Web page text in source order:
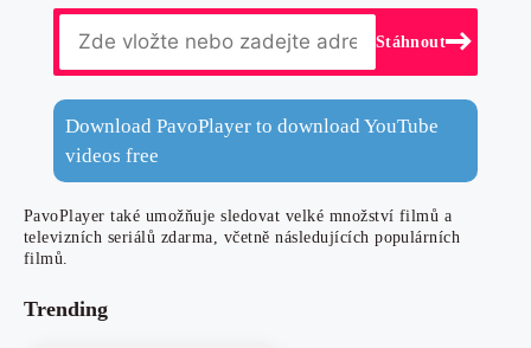
Stáhnout
Download PavoPlayer to download YouTube
videos free
PavoPlayer také umožňuje sledovat velké množství filmů a
televizních seriálů zdarma, včetně následujících populárních
filmů.
Trending